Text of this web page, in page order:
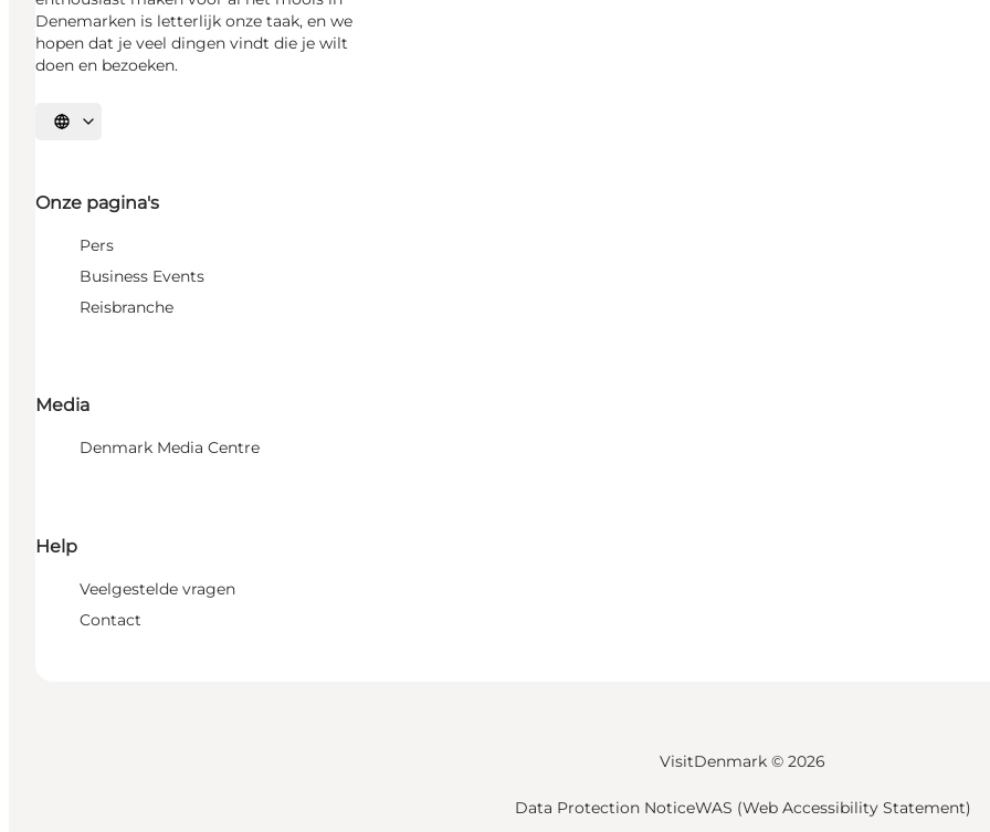
Denemarken is letterlijk onze taak, en we
hopen dat je veel dingen vindt die je wilt
doen en bezoeken.
Selecteer taal
Onze pagina's
Pers
Business Events
Reisbranche
Media
Denmark Media Centre
Help
Veelgestelde vragen
Contact
VisitDenmark © 2026
Data Protection NoticeWAS (Web Accessibility Statement)